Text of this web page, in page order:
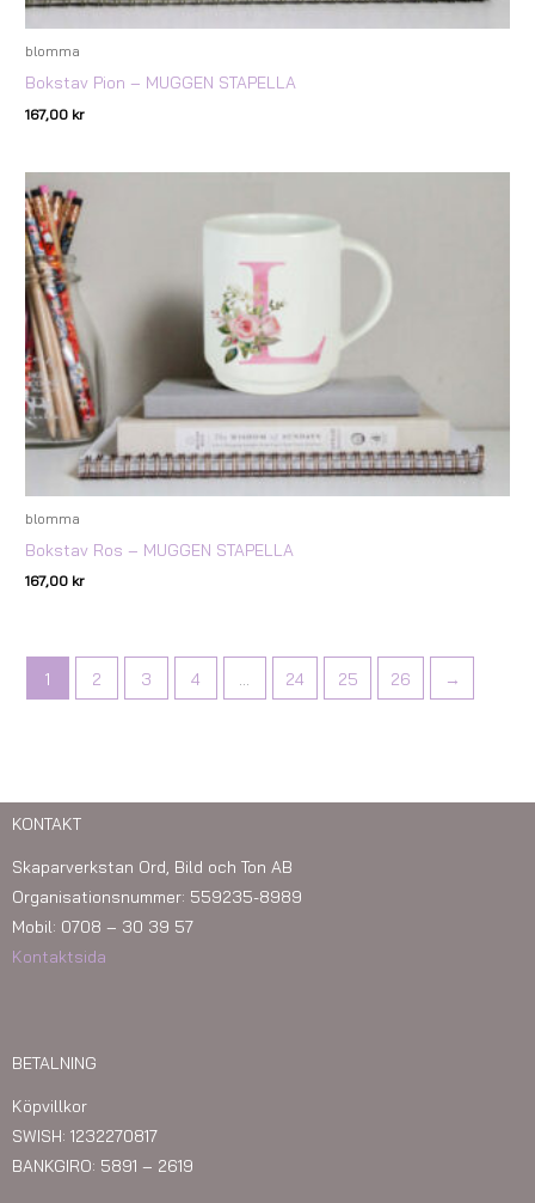
blomma
Bokstav Pion – MUGGEN STAPELLA
167,00 kr
blomma
Bokstav Ros – MUGGEN STAPELLA
167,00 kr
1 2 3 4 24 25 26 →
KONTAKT
Skaparverkstan Ord, Bild och Ton AB
Organisationsnummer: 559235-8989
Mobil: 0708 – 30 39 57
Kontaktsida
BETALNING
Köpvillkor
SWISH: 1232270817
BANKGIRO: 5891 – 2619